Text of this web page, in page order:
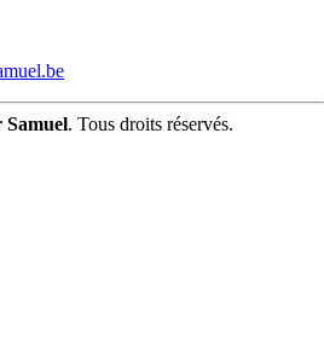
Samuel. Tous droits réservés.